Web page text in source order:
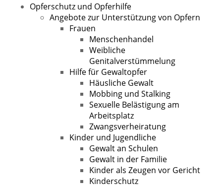
Opferschutz und Opferhilfe
Angebote zur Unterstützung von Opfern
Frauen
Menschenhandel
Weibliche
Genitalverstümmelung
Hilfe für Gewaltopfer
Häusliche Gewalt
Mobbing und Stalking
Sexuelle Belästigung am
Arbeitsplatz
Zwangsverheiratung
Kinder und Jugendliche
Gewalt an Schulen
Gewalt in der Familie
Kinder als Zeugen vor Gericht
Kinderschutz